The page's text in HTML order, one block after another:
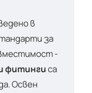
в
за
-
фитингиса
Освен